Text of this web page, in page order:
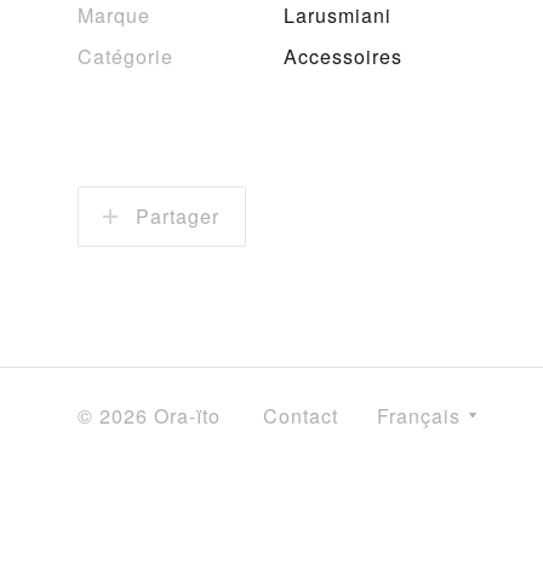
Marque
Larusmiani
Catégorie
Accessoires
Partager
© 2026 Ora-ïto Contact Français